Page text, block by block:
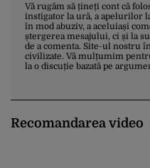
Vă rugăm să țineți cont că
instigator la ură, a apelurilor
în mod abuziv, a aceluiași
ștergerea mesajului, ci și la
de a comenta. Site-ul nostru
civilizate. Vă mulțumim
la o discuție bazată pe
Recomandarea video